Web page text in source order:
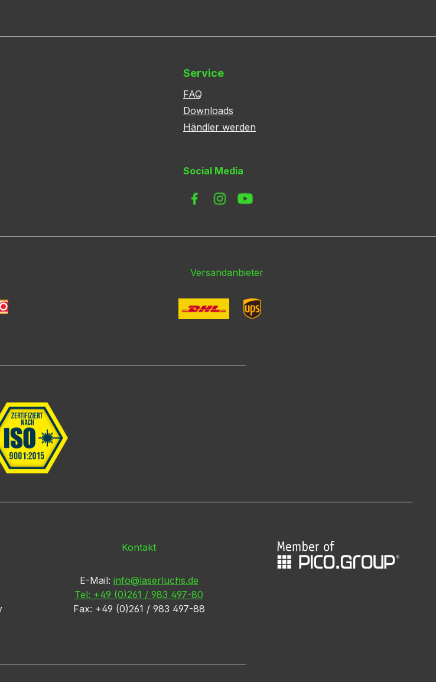
Service
FAQ
Downloads
Händler werden
Versandanbieter
Kontakt
E-Mail: info@laserluchs.de
Tel: +49 (0)261 / 983 497-80
Fax: +49 (0)261 / 983 497-88